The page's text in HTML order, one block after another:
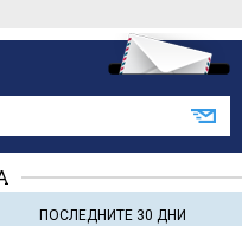
ПОСЛЕДНИТЕ 30 ДНИ